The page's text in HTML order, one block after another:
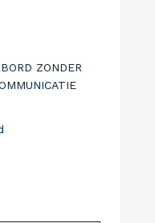
ZONDER